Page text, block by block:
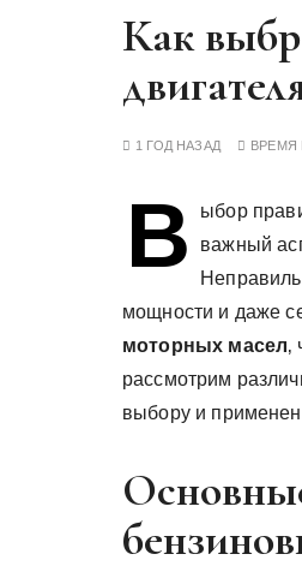
Как
1 ГОД НАЗАД ВРЕМЯ
В
ыбор
важный
мощности и даже
моторных масел
рассмотрим
выбору и